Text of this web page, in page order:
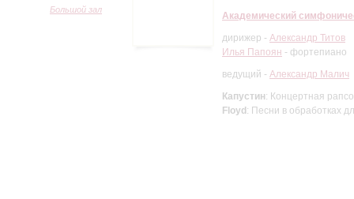
Большой зал
Академический
дирижер - Александр Титов
Илья Папоян - фортепиано
ведущий - Александр Малич
Капустин: Концертная
Floyd : Песни в обработках